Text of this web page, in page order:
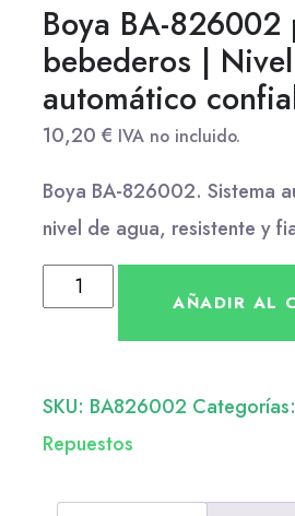
Boya BA-826002
bebederos | Nivel
automático
10,20 € IVA no incluido.
Boya BA-826002. Sistema
nivel de agua, resistente y
AÑADIR AL
SKU: BA826002 Categorías:
Repuestos